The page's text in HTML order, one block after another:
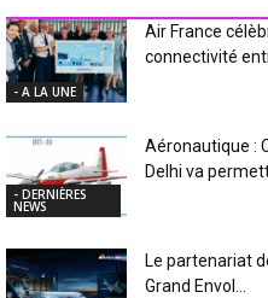
- A LA UNE
Air France
connectivité
- DERNIÈRES
NEWS
Aéronautique :
Delhi va
Le partenariat
Grand Envol...